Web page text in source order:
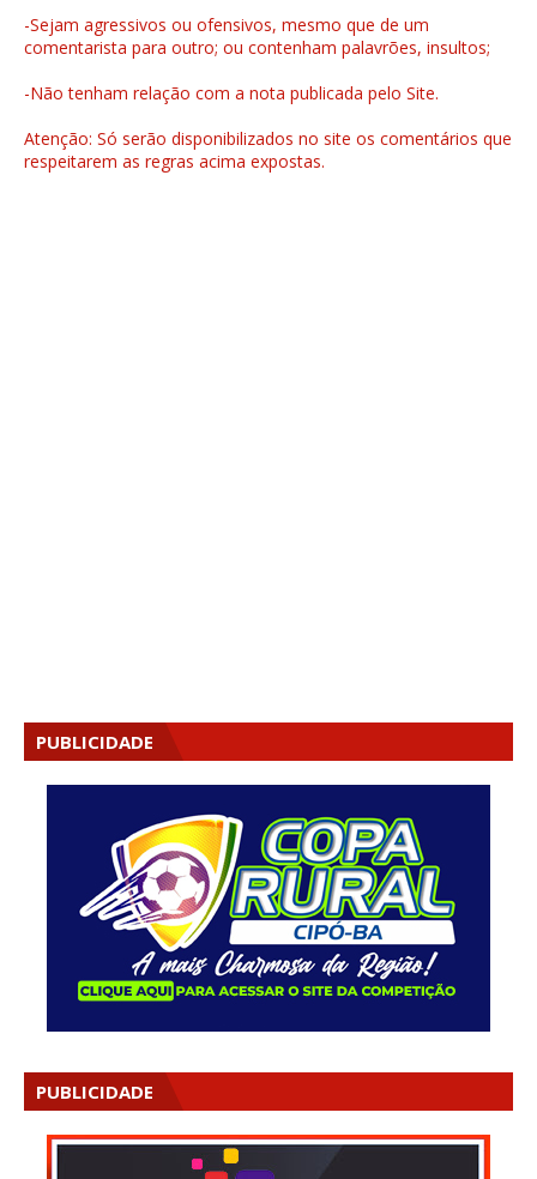
-Sejam agressivos ou ofensivos, mesmo que de um
comentarista para outro; ou contenham palavrões, insultos;
-Não tenham relação com a nota publicada pelo Site.
Atenção: Só serão disponibilizados no site os comentários que
respeitarem as regras acima expostas.
PUBLICIDADE
PUBLICIDADE